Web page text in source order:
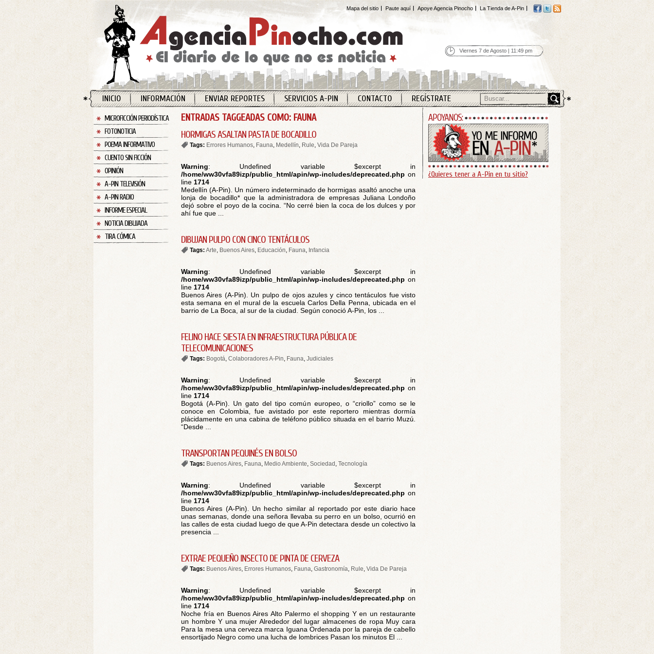
Mapa del sitio Paute aquí Apoye Agencia Pinocho La Tienda de A-Pin
Viernes 7 de Agosto | 11:49 pm
INICIO INFORMACIÓN ENVIAR REPORTES SERVICIOS A-PIN CONTACTO REGÍSTRATE
MICROFICCIÓN PERIODÍSTICA
FOTONOTICIA
POEMA INFORMATIVO
CUENTO SIN FICCIÓN
OPINIÓN
A-PIN TELEVISIÓN
A-PIN RADIO
INFORME ESPECIAL
NOTICIA DIBUJADA
TIRA CÓMICA
ENTRADAS TAGGEADAS COMO: FAUNA
HORMIGAS ASALTAN PASTA DE BOCADILLO
Tags: Errores Humanos, Fauna, Medellín, Rule, Vida De Pareja
Warning: Undefined variable $excerpt in
/home/ww30vfa89izp/public_html/apin/wp-includes/deprecated.php on
line 1714
Medellín (A-Pin). Un número indeterminado de hormigas asaltó anoche una
lonja de bocadillo* que la administradora de empresas Juliana Londoño
dejó sobre el poyo de la cocina. “No cerré bien la coca de los dulces y por
ahí fue que ...
DIBUJAN PULPO CON CINCO TENTÁCULOS
Tags: Arte, Buenos Aires, Educación, Fauna, Infancia
Warning: Undefined variable $excerpt in
/home/ww30vfa89izp/public_html/apin/wp-includes/deprecated.php on
line 1714
Buenos Aires (A-Pin). Un pulpo de ojos azules y cinco tentáculos fue visto
esta semana en el mural de la escuela Carlos Della Penna, ubicada en el
barrio de La Boca, al sur de la ciudad. Según conoció A-Pin, los ...
FELINO HACE SIESTA EN INFRAESTRUCTURA PÚBLICA DE
TELECOMUNICACIONES
Tags: Bogotá, Colaboradores A-Pin, Fauna, Judiciales
Warning: Undefined variable $excerpt in
/home/ww30vfa89izp/public_html/apin/wp-includes/deprecated.php on
line 1714
Bogotá (A-Pin). Un gato del tipo común europeo, o “criollo” como se le
conoce en Colombia, fue avistado por este reportero mientras dormía
plácidamente en una cabina de teléfono público situada en el barrio Muzú.
“Desde ...
TRANSPORTAN PEQUINÉS EN BOLSO
Tags: Buenos Aires, Fauna, Medio Ambiente, Sociedad , Tecnología
Warning: Undefined variable $excerpt in
/home/ww30vfa89izp/public_html/apin/wp-includes/deprecated.php on
line 1714
Buenos Aires (A-Pin). Un hecho similar al reportado por este diario hace
unas semanas, donde una señora llevaba su perro en un bolso, ocurrió en
las calles de esta ciudad luego de que A-Pin detectara desde un colectivo la
presencia ...
EXTRAE PEQUEÑO INSECTO DE PINTA DE CERVEZA
Tags: Buenos Aires, Errores Humanos, Fauna, Gastronomía, Rule, Vida De Pareja
Warning: Undefined variable $excerpt in
/home/ww30vfa89izp/public_html/apin/wp-includes/deprecated.php on
line 1714
Noche fría en Buenos Aires Alto Palermo el shopping Y en un restaurante
un hombre Y una mujer Alrededor del lugar almacenes de ropa Muy cara
Para la mesa una cerveza marca Iguana Ordenada por la pareja de cabello
ensortijado Negro como una lucha de lombrices Pasan los minutos El ...
¿Quieres tener a A-Pin en tu sitio?